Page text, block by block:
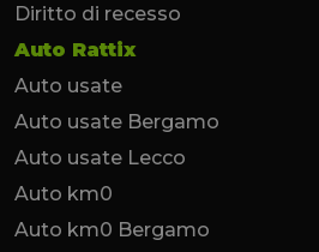
Diritto di recesso
Auto Rattix
Auto usate
Auto usate Bergamo
Auto usate Lecco
Auto km0
Auto km0 Bergamo